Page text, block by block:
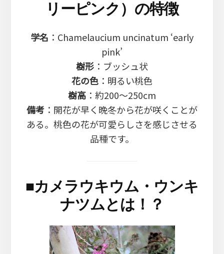
リーピンク）の特徴
学名 ：Chamelaucium uncinatum ‘early
pink’
樹形 ：ブッシュ状
花の色 ：明るい桃色
樹高 ：約200～250cm
備考 ：開花が早く晩冬から花が咲くことが
ある。桃色の花が可愛らしさを感じさせる
品種です。
■カメラウキウム・ウンキ
ナツムとは！？